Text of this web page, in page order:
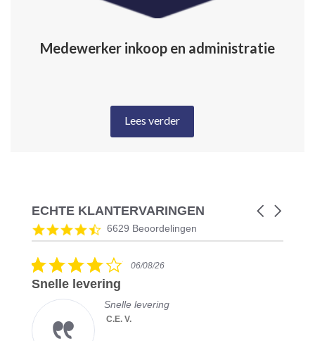
Medewerker inkoop en administratie
Lees verder
ECHTE KLANTERVARINGEN
Reviews
carousel
Carousel
4.5
star
6629 Beoordelingen
4.006/08/26
Snelle levering
Snelle levering
C.E. V.